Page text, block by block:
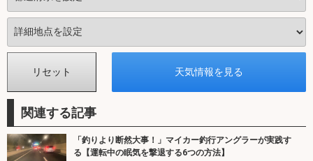
関連する記事
「釣りより断然大事！」マイカー釣行アングラーが実践す
る【運転中の眠気を撃退する6つの方法】